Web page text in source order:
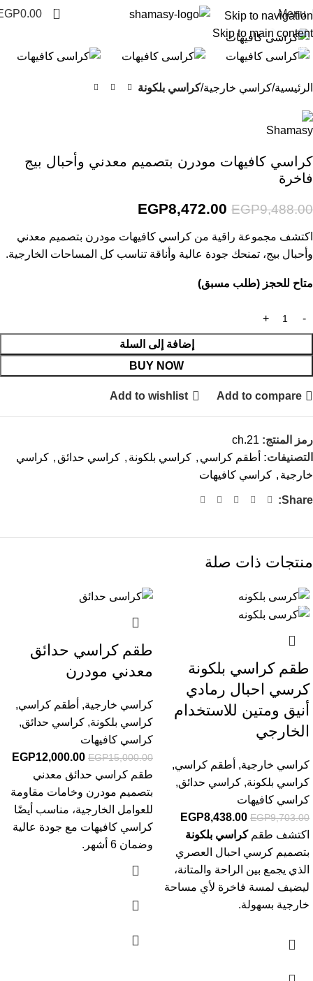
Skip to navigation
Skip to main content
Menu
0
0.00
-11%
Click to enlarge
الرئيسية كراسي خارجية كراسي بلكونة
كراسي كافيهات مودرن بتصميم معدني وأحبال بيج
فاخرة
EGP9,488.00
EGP8,472.00
اكتشف مجموعة راقية من كراسي كافيهات مودرن بتصميم معدني
وأحبال بيج، تمنحك جودة عالية وأناقة تناسب كل المساحات الخارجية.
متاح للحجز (طلب مسبق)
إضافة إلى السلة
BUY NOW
Add to compare
Add to wishlist
رمز المنتج: ch.21
التصنيفات: أطقم كراسي , كراسي بلكونة , كراسي حدائق , كراسي
خارجية , كراسي كافيهات
Share:
منتجات ذات صلة
-13%
طقم كراسي بلكونة
كرسي احبال رمادي
أنيق ومتين للاستخدام
الخارجي
كراسي خارجية, أطقم كراسي,
كراسي بلكونة, كراسي حدائق,
كراسي كافيهات
EGP9,703.00
EGP8,438.00
اكتشف طقمكراسي بلكونة
بتصميم كرسي احبال العصري
الذي يجمع بين الراحة والمتانة،
ليضيف لمسة فاخرة لأي مساحة
خارجية بسهولة.
-20%
طقم كراسي حدائق
معدني مودرن
كراسي خارجية, أطقم كراسي,
كراسي بلكونة, كراسي حدائق,
كراسي كافيهات
EGP15,000.00
EGP12,000.00
طقم كراسي حدائق معدني
بتصميم مودرن وخامات مقاومة
للعوامل الخارجية، مناسب أيضًا
كراسي كافيهات مع جودة عالية
وضمان 6 أشهر.